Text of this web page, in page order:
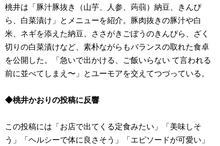
桃井は「豚汁豚抜き（山芋、人参、蒟蒻）納豆、きんぴ
ら、白菜漬け」とメニューを紹介。豚肉抜きの豚汁や白
米、ネギを添えた納豆、ささがきごぼうのきんぴら、ざく
切りの白菜漬けなど、素朴ながらもバランスの取れた食卓
を公開した。「急いで出かける、ご飯いらない て言われる
前に並べてしまえ〜」とユーモアを交えてつづっている。
◆桃井かおりの投稿に反響
この投稿には「お店で出てくる定食みたい」「美味しそ
う」「ヘルシーで体に良さそう」「エピソードが可愛い」